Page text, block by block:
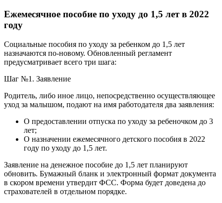
Ежемесячное пособие по уходу до 1,5 лет в 2022
году
Социальные пособия по уходу за ребенком до 1,5 лет
назначаются по-новому. Обновленный регламент
предусматривает всего три шага:
Шаг №1. Заявление
Родитель, либо иное лицо, непосредственно осуществляющее
уход за малышом, подают на имя работодателя два заявления:
О предоставлении отпуска по уходу за ребеночком до 3
лет;
О назначении ежемесячного детского пособия в 2022
году по уходу до 1,5 лет.
Заявление на денежное пособие до 1,5 лет планируют
обновить. Бумажный бланк и электронный формат документа
в скором времени утвердит ФСС. Форма будет доведена до
страхователей в отдельном порядке.